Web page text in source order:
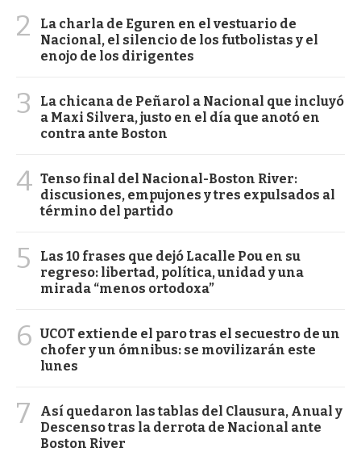
2
La charla de Eguren en el vestuario de
Nacional, el silencio de los futbolistas y el
enojo de los dirigentes
3
La chicana de Peñarol a Nacional que incluyó
a Maxi Silvera, justo en el día que anotó en
contra ante Boston
4 Tenso final del Nacional-Boston River:
discusiones, empujones y tres expulsados al
término del partido
5
Las 10 frases que dejó Lacalle Pou en su
regreso: libertad, política, unidad y una
mirada “menos ortodoxa”
6 UCOT extiende el paro tras el secuestro de un
chofer y un ómnibus: se movilizarán este
lunes
7
Así quedaron las tablas del Clausura, Anual y
Descenso tras la derrota de Nacional ante
Boston River